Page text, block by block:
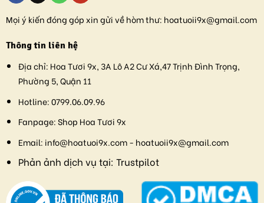
Mọi ý kiến đóng góp xin gửi về hòm thư: hoatuoii9x@gmail.com
Thông tin liên hệ
Địa chỉ: Hoa Tươi 9x, 3A Lô A2 Cư Xá,47 Trịnh Đình Trọng,
Phường 5, Quận 11
Hotline:0799.06.09.96
Fanpage:Shop Hoa Tươi 9x
Email: info@hoatuoi9x.com - hoatuoii9x@gmail.com
Phản ảnh dịch vụ tại: Trustpilot